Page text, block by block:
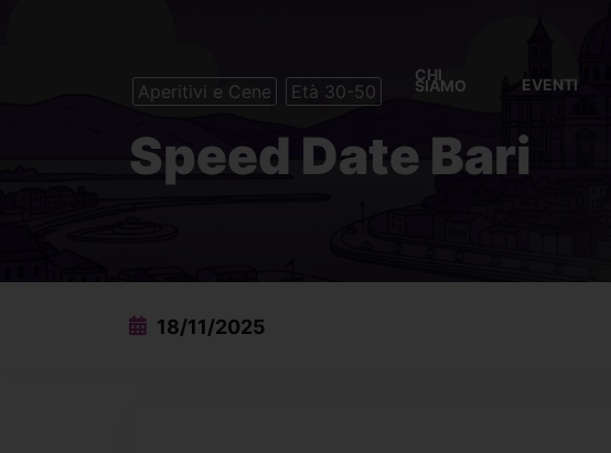
CHI
SIAMO EVENTI
Aperitivi e Cene Età 30-50
Speed Date Bari
18/11/2025